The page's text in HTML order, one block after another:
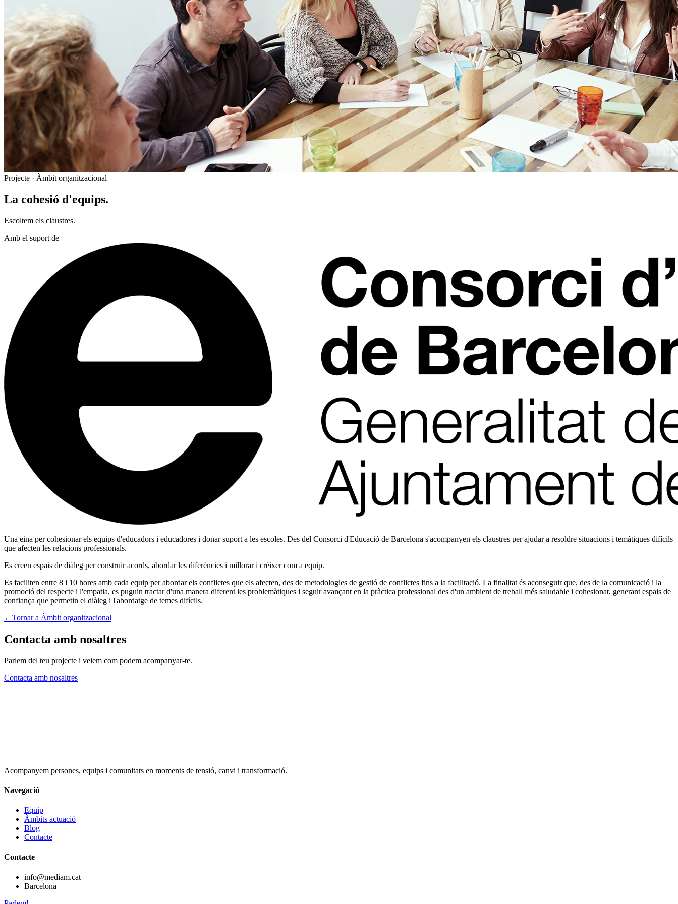
Projecte · Àmbit organitzacional
La cohesió d'equips.
Escoltem els claustres.
Amb el suport de
Una eina per cohesionar els equips d'educadors i educadores i donar suport a les escoles. Des del Consorci d'Educació de Barcelona s'acompanyen els claustres per ajudar a resoldre situacions i temàtiques difícils
que afecten les relacions professionals.
Es creen espais de diàleg per construir acords, abordar les diferències i millorar i créixer com a equip.
Es faciliten entre 8 i 10 hores amb cada equip per abordar els conflictes que els afecten, des de metodologies de gestió de conflictes fins a la facilitació. La finalitat és aconseguir que, des de la comunicació i la
promoció del respecte i l'empatia, es puguin tractar d'una manera diferent les problemàtiques i seguir avançant en la pràctica professional des d'un ambient de treball més saludable i cohesionat, generant espais de
confiança que permetin el diàleg i l'abordatge de temes difícils.
←Tornar a Àmbit organitzacional
Contacta amb nosaltres
Parlem del teu projecte i veiem com podem acompanyar-te.
Contacta amb nosaltres
Acompanyem persones, equips i comunitats en moments de tensió, canvi i transformació.
Navegació
Equip
Àmbits actuació
Blog
Contacte
Contacte
info@mediam.cat
Barcelona